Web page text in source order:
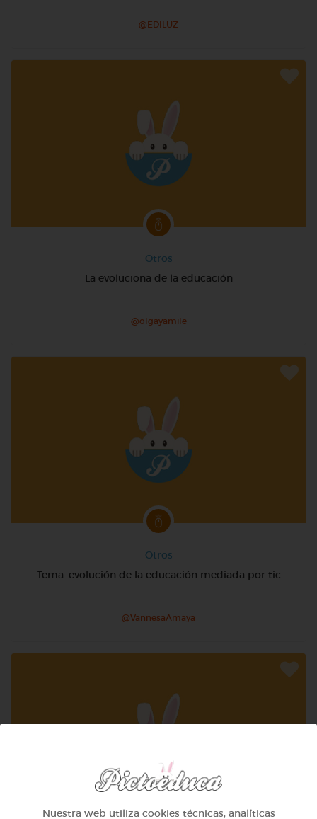
@EDILUZ
Otros
La evoluciona de la educación
@olgayamile
Otros
Tema: evolución de la educación mediada por tic
@VannesaAmaya
Nuestra web utiliza cookies técnicas, analíticas